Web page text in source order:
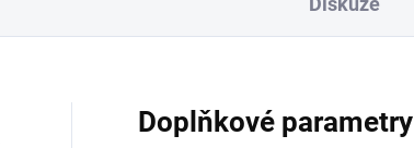
Doplňkové parametry